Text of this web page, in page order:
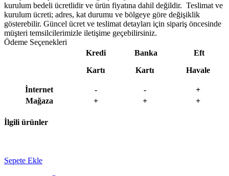
kurulum bedeli ücretlidir ve ürün fiyatına dahil değildir. ‎ Teslimat ve
kurulum ücreti; adres, kat durumu ve bölgeye göre değişiklik
gösterebilir. Güncel ücret ve teslimat detayları için sipariş öncesinde
müşteri temsilcilerimizle iletişime geçebilirsiniz.
Ödeme Seçenekleri
Kredi
Kartı
Banka
Kartı
Eft
Havale
İnternet - -
+
Mağaza
+ + +
İlgili ürünler
Sepete Ekle